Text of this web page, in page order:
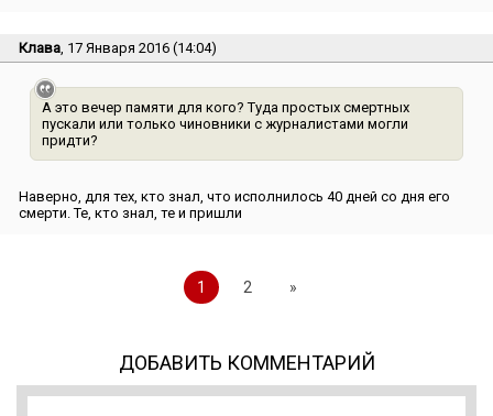
Клава , 17 Января 2016 (14:04)
А это вечер памяти для кого? Туда простых смертных
пускали или только чиновники с журналистами могли
придти?
Наверно, для тех, кто знал, что исполнилось 40 дней со дня его
смерти. Те, кто знал, те и пришли
1 2 »
ДОБАВИТЬ КОММЕНТАРИЙ